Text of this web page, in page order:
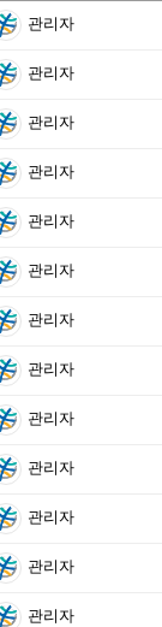
관리자
관리자
관리자
관리자
관리자
관리자
관리자
관리자
관리자
관리자
관리자
관리자
관리자